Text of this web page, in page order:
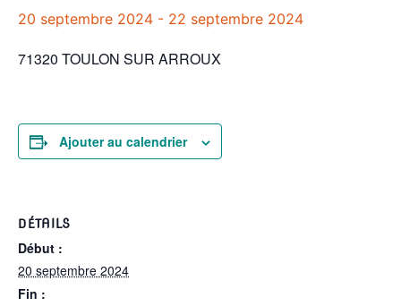
20 septembre 2024 - 22 septembre 2024
71320 TOULON SUR ARROUX
Ajouter au calendrier
DÉTAILS
Début :
20 septembre 2024
Fin :